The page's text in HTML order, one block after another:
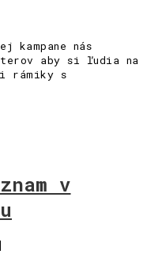
kampane nás
aby si ľudia na
rámiky s
v